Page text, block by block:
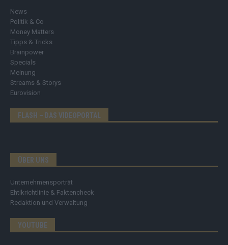
News
Politik & Co
Money Matters
Tipps & Tricks
Brainpower
Specials
Meinung
Streams & Storys
Eurovision
FLASH – DAS VIDEOPORTAL
ÜBER UNS
Unternehmensporträt
Ehtikrichtlinie & Faktencheck
Redaktion und Verwaltung
YOUTUBE